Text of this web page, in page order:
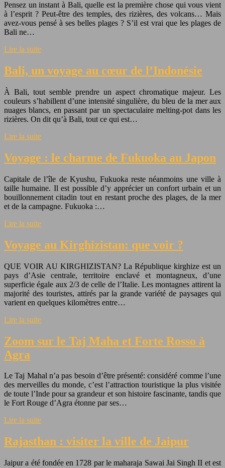
Pensez un instant à Bali, quelle est la première chose qui vous vient
à l’esprit ? Peut-être des temples, des rizières, des volcans… Mais
avez-vous pensé à ses belles plages ? S’il est vrai que les plages de
Bali ne…
Lire la suite
Bali, un voyage au cœur de l’Indonésie
À Bali, tout semble prendre un aspect chromatique majeur. Les
couleurs s’habillent d’une intensité singulière, du bleu de la mer aux
nuages blancs, en passant par un spectaculaire melting-pot dans les
rizières. On dit qu’à Bali, tout ce qui est…
Lire la suite
Voyage : le charme de Fukuoka au Japon
Capitale de l’île de Kyushu, Fukuoka reste néanmoins une ville à
taille humaine. Il est possible d’y apprécier un confort urbain et un
bouillonnement citadin tout en restant proche des plages, de la mer
et de la campagne. Fukuoka :…
Lire la suite
Voyage au Kirghizistan: que voir ?
QUE VOIR AU KIRGHIZISTAN? La République kirghize est un
pays d’Asie centrale, territoire enclavé et montagneux, d’une
superficie égale aux 2/3 de celle de l’Italie. Les montagnes attirent la
majorité des touristes, attirés par la grande variété de paysages qui
varient en quelques kilomètres entre…
Lire la suite
Zoom sur le Taj Maha et Forte Rosso à
Agra
Le Taj Mahal n’a pas besoin d’être présenté: considéré comme l’une
des merveilles du monde, c’est l’attraction touristique la plus visitée
de toute l’Inde pour sa grandeur et son histoire fascinante, tandis que
le Fort Rouge d’Agra étonne par ses…
Lire la suite
Rajasthan : visiter la ville de Jaipur
Jaipur a été fondée en 1728 par le maharaja Sawai Jai Singh II et est